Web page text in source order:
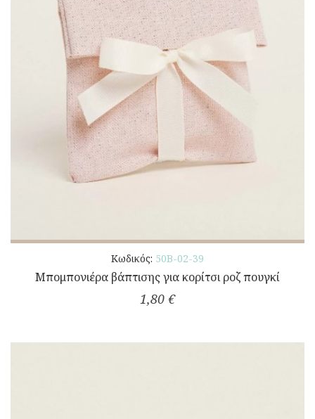
Κωδικός: 50Β-02-39
Μπομπονιέρα βάπτισης για κορίτσι ροζ πουγκί
1,80 €